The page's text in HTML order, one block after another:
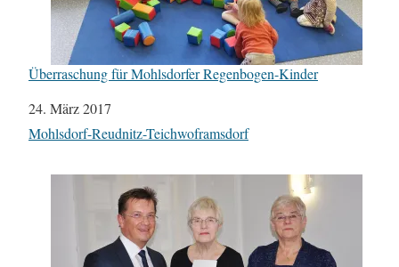
Überraschung für Mohlsdorfer Regenbogen-Kinder
Datum
24. März 2017
In Bezug auf
Mohlsdorf-Reudnitz-Teichwoframsdorf